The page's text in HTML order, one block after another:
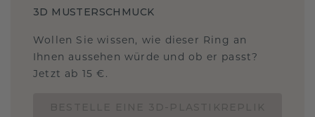
3D MUSTERSCHMUCK
Wollen Sie wissen, wie dieser Ring an
Ihnen aussehen würde und ob er passt?
Jetzt ab 15 €.